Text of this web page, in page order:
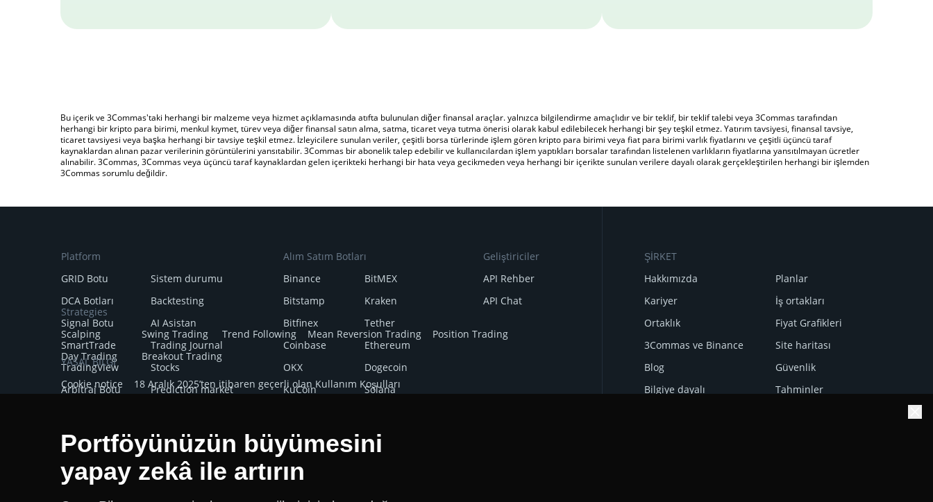
Bu içerik ve 3Commas'taki herhangi bir malzeme veya hizmet açıklamasında atıfta bulunulan diğer finansal araçlar. yalnızca bilgilendirme amaçlıdır ve bir teklif, bir teklif talebi veya 3Commas tarafından
herhangi bir kripto para birimi, menkul kıymet, türev veya diğer finansal satın alma, satma, ticaret veya tutma önerisi olarak kabul edilebilecek herhangi bir şey teşkil etmez. Yatırım tavsiyesi, finansal tavsiye,
ticaret tavsiyesi veya başka herhangi bir tavsiye teşkil etmez. İzleyicilere sunulan veriler, çeşitli borsa türlerinde işlem gören kripto para birimi veya fiat para birimi varlık fiyatlarını ve çeşitli üçüncü taraf
kaynaklardan alınan pazar verilerinin görüntülerini yansıtabilir. 3Commas bir abonelik talep edebilir ve kullanıcılardan işlem yaptıkları borsalar tarafından listelenen varlıkların fiyatlarına yansıtılmayan ücretler
alınabilir. 3Commas, 3Commas veya üçüncü taraf kaynaklardan gelen içerikteki herhangi bir hata veya gecikmeden veya herhangi bir içerikte sunulan verilere dayalı olarak gerçekleştirilen herhangi bir işlemden
3Commas sorumlu değildir.
Portföyünüzün büyümesini
yapay zekâ ile artırın
Platform
GRID Botu
DCA Botları
Signal Botu
SmartTrade
TradingView
Arbitraj Botu
Borsalar
Sistem durumu
Backtesting
AI Asistan
Trading Journal
Stocks
Prediction market
Alım Satım Botları
Binance
Bitstamp
Bitfinex
Coinbase
OKX
KuCoin
Bybit
BitMEX
Kraken
Tether
Ethereum
Dogecoin
Solana
Geliştiriciler
API Rehber
API Chat
Strategies
Scalping
Swing Trading Trend Following Mean Reversion Trading
Position Trading
Day Trading
Breakout Trading
YASAL BİLGİ
Cookie notice
18 Aralık 2025’ten itibaren geçerli olan Kullanım Koşulları
ŞİRKET
Hakkımızda
Kariyer
Ortaklık
3Commas ve Binance
Blog
Bilgiye dayalı
Planlar
İş ortakları
Fiyat Grafikleri
Site haritası
Güvenlik
Tahminler